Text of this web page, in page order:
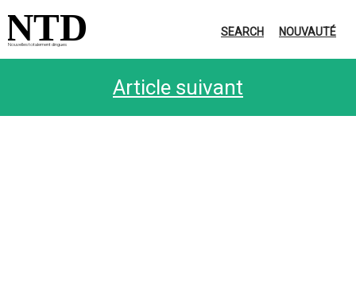
Nouvelles totalement dingues
NTD SEARCH NOUVAUTÉ
Article suivant